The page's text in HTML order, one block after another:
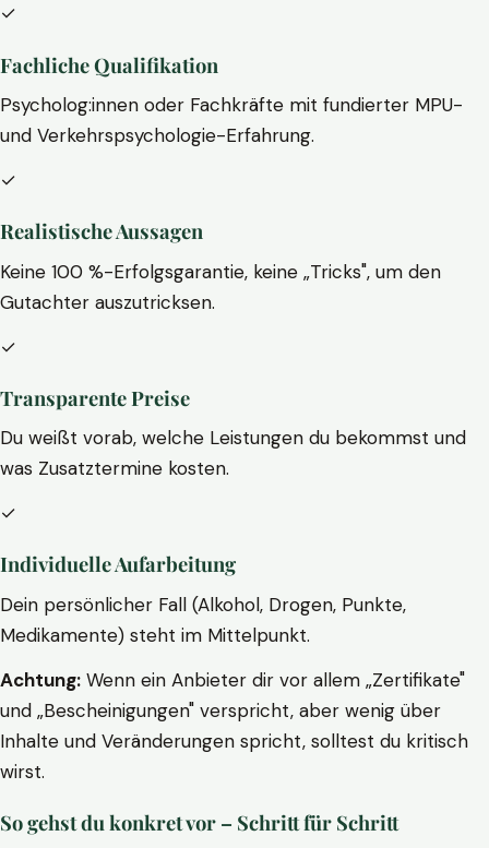
✓
Fachliche Qualifikation
Psycholog:innen oder Fachkräfte mit fundierter MPU-
und Verkehrspsychologie-Erfahrung.
✓
Realistische Aussagen
Keine 100 %-Erfolgsgarantie, keine „Tricks", um den
Gutachter auszutricksen.
✓
Transparente Preise
Du weißt vorab, welche Leistungen du bekommst und
was Zusatztermine kosten.
✓
Individuelle Aufarbeitung
Dein persönlicher Fall (Alkohol, Drogen, Punkte,
Medikamente) steht im Mittelpunkt.
Achtung: Wenn ein Anbieter dir vor allem „Zertifikate"
und „Bescheinigungen" verspricht, aber wenig über
Inhalte und Veränderungen spricht, solltest du kritisch
wirst.
So gehst du konkret vor – Schritt für Schritt